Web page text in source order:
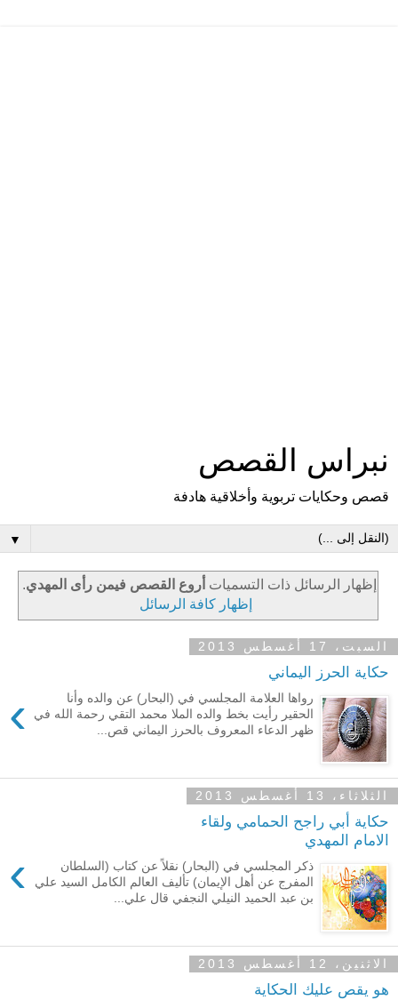
نبراس القصص
قصص وحكايات تربوية وأخلاقية هادفة
▼
‏إظهار الرسائل ذات التسميات أروع القصص فيمن رأى المهدي.
إظهار كافة الرسائل
السبت، 17 أغسطس 2013
حكاية الحرز اليماني
›
رواها العلامة المجلسي في (البحار) عن والده وأنا
الحقير رأيت بخط والده الملا محمد التقي رحمة الله في
ظهر الدعاء المعروف بالحرز اليماني قص...
الثلاثاء، 13 أغسطس 2013
حكاية أبي راجح الحمامي ولقاء
الامام المهدي
›
ذكر المجلسي في (البحار) نقلاً عن كتاب (السلطان
المفرج عن أهل الإيمان) تأليف العالم الكامل السيد علي
بن عبد الحميد النيلي النجفي قال علي...
الاثنين، 12 أغسطس 2013
هو يقص عليك الحكاية